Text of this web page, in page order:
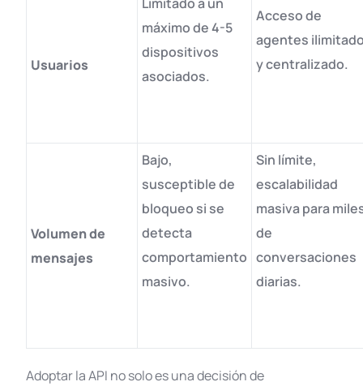
Usuarios
máximo de 4-5
dispositivos
asociados.
Acceso de
agentes
y centralizado.
Volumen de
mensajes
Bajo,
susceptible de
bloqueo si se
detecta
comportamiento
masivo.
Sin límite,
escalabilidad
masiva para
de
conversaciones
diarias.
Adoptar la API no solo es una decisión de